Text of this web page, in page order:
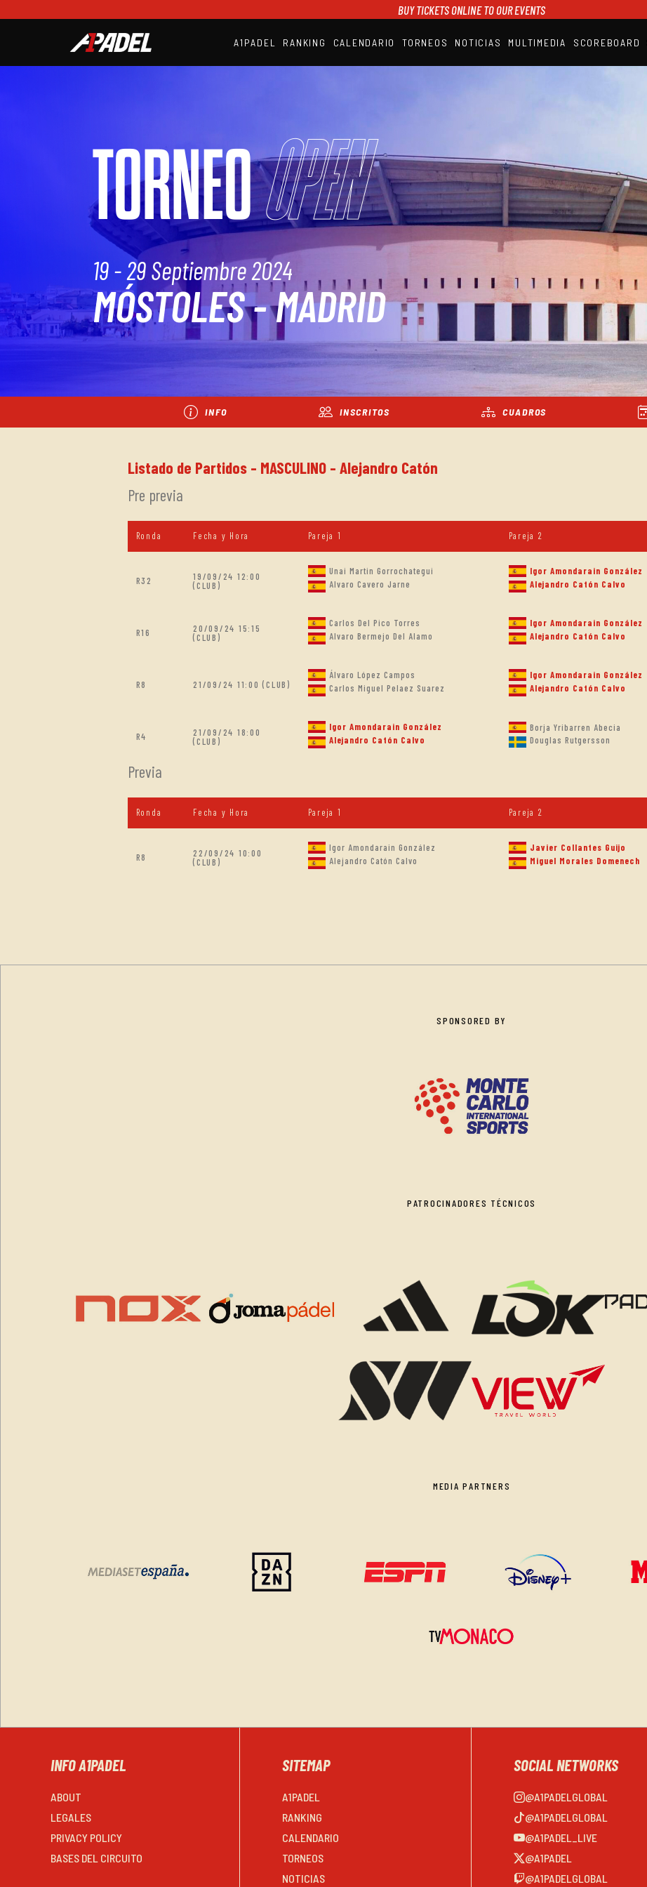
BUY TICKETS ONLINE TO OUR EVENTS
A1PADEL RANKING CALENDARIO TORNEOS NOTICIAS MULTIMEDIA SCOREBOARD
STREAMING
TORNEOOpen
19 - 29 Septiembre 2024
MÓSTOLES - MADRID
INFO INSCRITOS CUADROS
Listado de Partidos - MASCULINO - Alejandro Catón
Pre previa
Ronda Fecha y Hora Pareja 1 Pareja 2
R32
19/09/24 12:00
(CLUB)
Unai Martin Gorrochategui
Alvaro Cavero Jarne
Igor Amondarain González
Alejandro Catón Calvo
R16
20/09/24 15:15
(CLUB)
Carlos Del Pico Torres
Alvaro Bermejo Del Alamo
Igor Amondarain González
Alejandro Catón Calvo
R8 21/09/24 11:00 (CLUB)
Álvaro López Campos
Carlos Miguel Pelaez Suarez
Igor Amondarain González
Alejandro Catón Calvo
R4
21/09/24 18:00
(CLUB)
Igor Amondarain González
Alejandro Catón Calvo
Borja Yribarren Abecia
Douglas Rutgersson
Previa
Ronda Fecha y Hora Pareja 1 Pareja 2
R8
22/09/24 10:00
(CLUB)
Igor Amondarain González
Alejandro Catón Calvo
Javier Collantes Guijo
Miguel Morales Domenech
SPONSORED BY
PATROCINADORES TÉCNICOS
MEDIA PARTNERS
INFO A1PADEL
ABOUT
LEGALES
PRIVACY POLICY
BASES DEL CIRCUITO
SITEMAP
A1PADEL
RANKING
CALENDARIO
TORNEOS
NOTICIAS
SOCIAL NETWORKS
@A1PADELGLOBAL
@A1PADELGLOBAL
@A1PADEL_LIVE
@A1PADEL
@A1PADELGLOBAL